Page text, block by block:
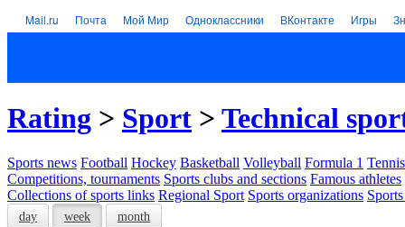
Mail.ru Почта Мой Мир Одноклассники ВКонтакте Игры
Rating > Sport > Technical
Sports news Football Hockey Basketball Volleyball Formula 1 Tennis
Competitions, tournaments Sports clubs and sections Famous athletes
Collections of sports links Regional Sport Sports organizations
day week month